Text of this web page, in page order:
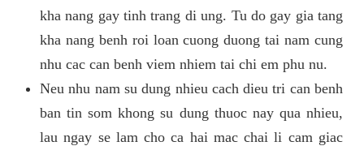
kha nang gay tinh trang di ung. Tu do gay gia tang
kha nang benh roi loan cuong duong tai nam cung
nhu cac can benh viem nhiem tai chi em phu nu.
Neu nhu nam su dung nhieu cach dieu tri can benh
ban tin som khong su dung thuoc nay qua nhieu,
lau ngay se lam cho ca hai mac chai li cam giac